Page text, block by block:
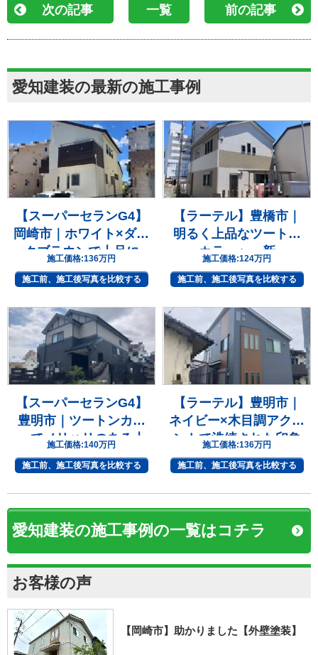
次の記事 一覧 前の記事
愛知建装の最新の施工事例
【スーパーセランG4】
岡崎市｜ホワイト×ダー
クブラウンで上品に
施工価格:136万円
施工前、施工後写真を比較する
【ラーテル】豊橋市｜
明るく上品なツートン
カラーへ一新
施工価格:124万円
施工前、施工後写真を比較する
【スーパーセランG4】
豊明市｜ツートンカラ
ーでメリハリのある上
質な住まいへ
施工価格:140万円
施工前、施工後写真を比較する
【ラーテル】豊明市｜
ネイビー×木目調アクセ
ントで洗練された印象
へ
施工価格:136万円
施工前、施工後写真を比較する
愛知建装の施工事例の一覧はコチラ
お客様の声
【岡崎市】助かりました【外壁塗装】